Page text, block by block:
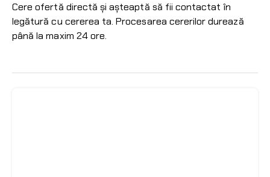
Cere ofertă directă și așteaptă să fii contactat în
legătură cu cererea ta. Procesarea cererilor durează
până la maxim 24 ore.